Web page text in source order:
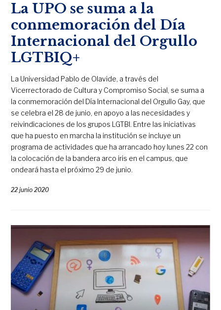
La UPO se suma a la
conmemoración del Día
Internacional del Orgullo
LGTBIQ+
La Universidad Pablo de Olavide, a través del
Vicerrectorado de Cultura y Compromiso Social, se suma a
la conmemoración del Día Internacional del Orgullo Gay, que
se celebra el 28 de junio, en apoyo a las necesidades y
reivindicaciones de los grupos LGTBI. Entre las iniciativas
que ha puesto en marcha la institución se incluye un
programa de actividades que ha arrancado hoy lunes 22 con
la colocación de la bandera arco iris en el campus, que
ondeará hasta el próximo 29 de junio.
22 junio 2020